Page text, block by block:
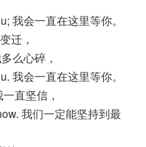
我会一直在这里等你。
迁，
么心碎，
我会一直在这里等你。
直坚信，
我们一定能坚持到最